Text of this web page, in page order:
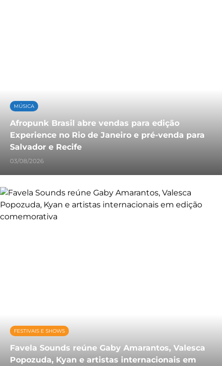
MÚSICA
Afropunk Brasil abre vendas para edição
Experience no Rio de Janeiro e pré-venda para
Salvador e Recife
03/08/2026
FESTIVAIS E SHOWS
Favela Sounds reúne Gaby Amarantos, Valesca
Popozuda, Kyan e artistas internacionais em